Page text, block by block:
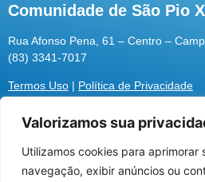
Utilizamos cookies para
experiência, melhorar o
Valorizamos sua
Utilizamos cookies para aprimorar
navegação, exibir anúncios ou
Comunidade de São Pio X
Rua Afonso Pena, 61 – Centro –
(83) 3341-7017
Termos Uso | Política de Privacidade